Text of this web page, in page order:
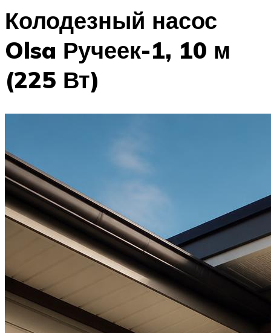
Колодезный насос
Olsa Ручеек-1, 10 м
(225 Вт)